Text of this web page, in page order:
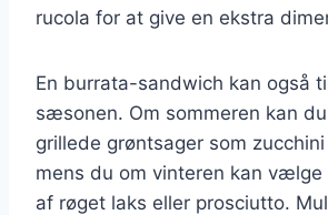
rucola for at give en ekstra
En burrata-sandwich kan også
sæsonen. Om sommeren kan
grillede grøntsager som
mens du om vinteren kan
af røget laks eller prosciutto.